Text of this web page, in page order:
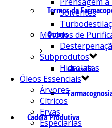
Termos da
Outros
Glossário
Cadeia Produtiva
Solventes
Métodos de
Subprodutos
Hidrolatos
Óleos Essenciais
Árvores
Cítricos
Ervas
Especiarias